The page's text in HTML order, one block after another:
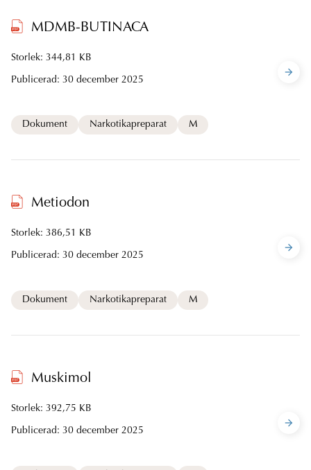
MDMB-BUTINACA
Storlek: 344,81 KB
Publicerad: 30 december 2025
Dokument Narkotikapreparat M
Metiodon
Storlek: 386,51 KB
Publicerad: 30 december 2025
Dokument Narkotikapreparat M
Muskimol
Storlek: 392,75 KB
Publicerad: 30 december 2025